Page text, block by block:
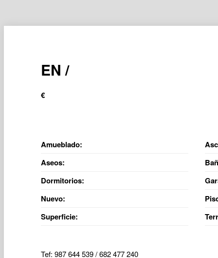
EN /
€
Amueblado:
Aseos:
Dormitorios:
Nuevo:
Superficie:
Tef: 987 644 539 / 682 477 240